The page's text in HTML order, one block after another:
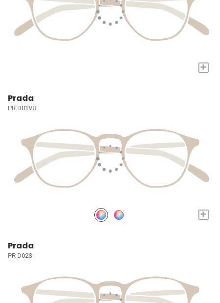
+
Prada
PR D01VU
+
Prada
PR D02S